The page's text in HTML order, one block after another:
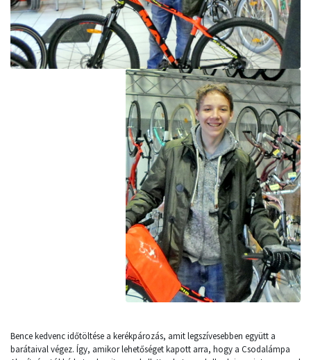
Bence kedvenc időtöltése a kerékpározás, amit legszívesebben együtt a
barátaival végez. Így, amikor lehetőséget kapott arra, hogy a Csodalámpa